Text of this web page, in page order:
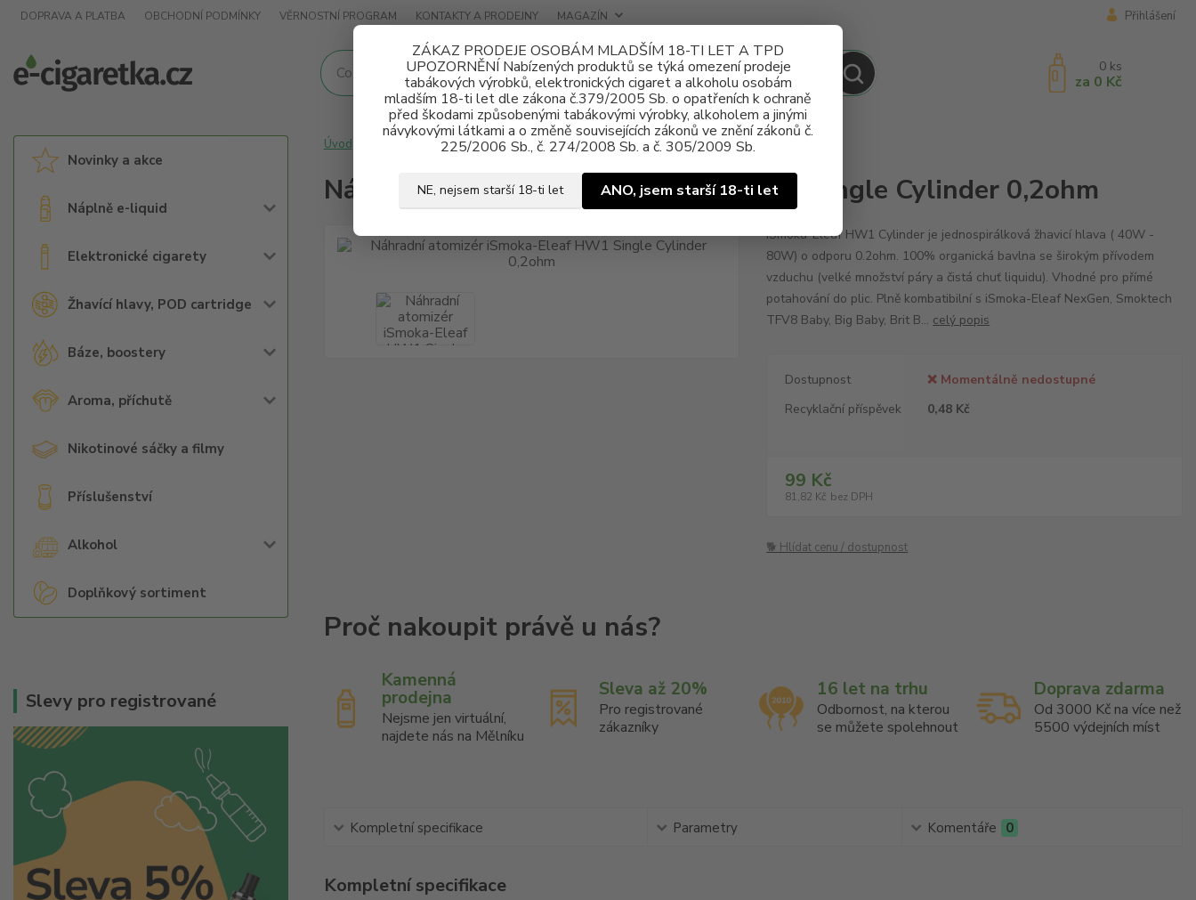
ZÁKAZ PRODEJE OSOBÁM MLADŠÍM 18-TI LET A TPD
UPOZORNĚNÍ Nabízených produktů se týká omezení prodeje
tabákových výrobků, elektronických cigaret a alkoholu osobám
mladším 18-ti let dle zákona č.379/2005 Sb. o opatřeních k ochraně
před škodami způsobenými tabákovými výrobky, alkoholem a jinými
návykovými látkami a o změně souvisejících zákonů ve znění zákonů č.
225/2006 Sb., č. 274/2008 Sb. a č. 305/2009 Sb.
NE, nejsem starší 18-ti let ANO, jsem starší 18-ti let
DOPRAVA A PLATBA OBCHODNÍ PODMÍNKY VĚRNOSTNÍ PROGRAM KONTAKTY A PRODEJNY MAGAZÍN Přihlášení
0 ks
za 0 Kč
Novinky a akce
Náplně e-liquid
Elektronické cigarety
Žhavící hlavy, POD cartridge
Báze, boostery
Aroma, příchutě
Nikotinové sáčky a filmy
Příslušenství
Alkohol
Doplňkový sortiment
Slevy pro registrované
Úvod Náhradní atomizér iSmoka-Eleaf HW1 Single Cylinder 0,2ohm
Náhradní atomizér iSmoka-Eleaf HW1 Single Cylinder 0,2ohm
iSmoka-Eleaf HW1 Cylinder je jednospirálková žhavicí hlava ( 40W -
80W) o odporu 0.2ohm. 100% organická bavlna se širokým přívodem
vzduchu (velké množství páry a čistá chuť liquidu). Vhodné pro přímé
potahování do plic. Plně kombatibilní s iSmoka-Eleaf NexGen, Smoktech
TFV8 Baby, Big Baby, Brit B... celý popis
Dostupnost
❌ Momentálně nedostupné
Recyklační příspěvek
0,48 Kč
99 Kč
81,82 Kč bez DPH
🐕 Hlídat cenu / dostupnost
Kamenná
prodejna
Nejsme jen virtuální,
najdete nás na Mělníku
Sleva až 20%
Pro registrované
zákazníky
16 let na trhu
Odbornost, na kterou
se můžete spolehnout
Doprava zdarma
Od 3000 Kč na více než
5500 výdejních míst
Kompletní specifikace Parametry Komentáře 0
Kompletní specifikace